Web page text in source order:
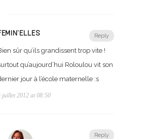
Reply
sûr qu’ils grandissent trop vite !
qu’aujourd’hui Roloulou vit son
jour à l’école maternelle :s
juillet 2012 at 08:50
Reply